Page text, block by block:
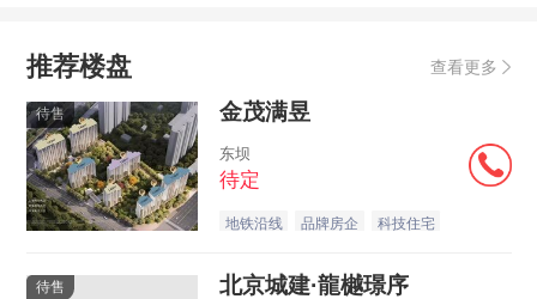
推荐楼盘 查看更多
待售 金茂满昱
东坝
待定
地铁沿线 品牌房企 科技住宅
待售 北京城建·龍樾璟序